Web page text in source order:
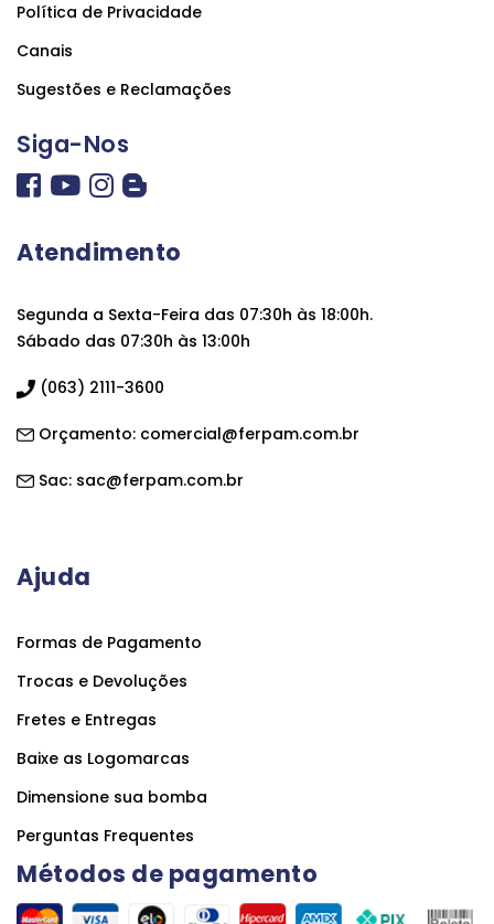
Política de Privacidade
Canais
Sugestões e Reclamações
Siga-Nos
Atendimento
Segunda a Sexta-Feira das 07:30h às 18:00h.
Sábado das 07:30h às 13:00h
(063) 2111-3600
Orçamento: comercial@ferpam.com.br
Sac: sac@ferpam.com.br
Ajuda
Formas de Pagamento
Trocas e Devoluções
Fretes e Entregas
Baixe as Logomarcas
Dimensione sua bomba
Perguntas Frequentes
Métodos de pagamento